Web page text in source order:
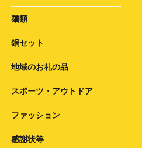
麺類
鍋セット
地域のお礼の品
スポーツ・アウトドア
ファッション
感謝状等